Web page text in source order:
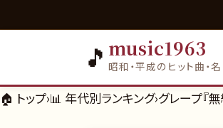
🎵 music1963
昭和・平成のヒット曲・
🏠 トップ›📊 年代別ランキング›グレープ『